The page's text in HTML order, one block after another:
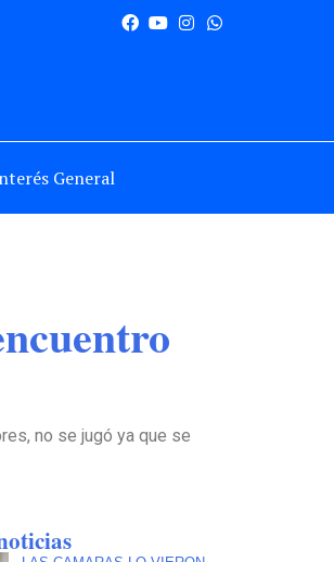
General
no se jugó ya que se